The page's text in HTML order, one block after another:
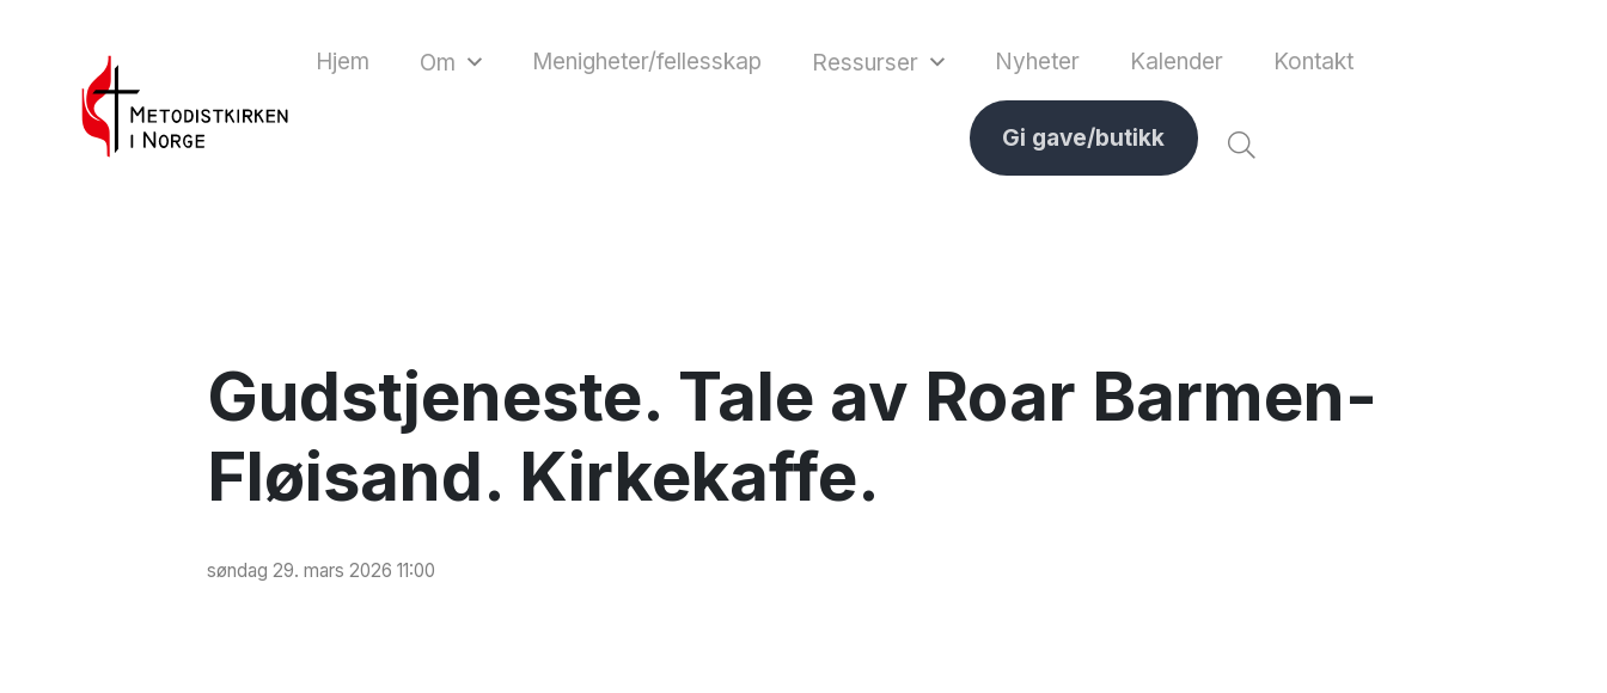
Hjem Om Menigheter/fellesskap Ressurser Nyheter Kalender Kontakt
Gi gave/butikk
Gudstjeneste. Tale av Roar Barmen-
Fløisand. Kirkekaffe.
søndag 29. mars 2026 11:00